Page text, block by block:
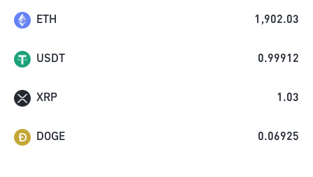
ETH 1,902.03
USDT 0.99912
XRP 1.03
DOGE 0.06925